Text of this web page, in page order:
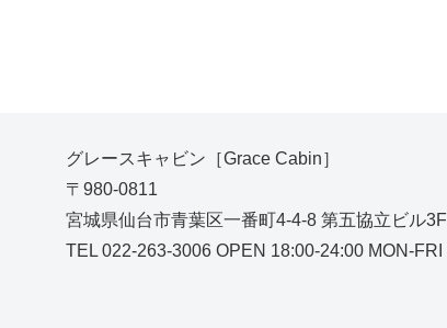
グレースキャビン［Grace Cabin］
〒980-0811
宮城県仙台市青葉区一番町4-4-8 第五協立ビル3F
TEL 022-263-3006 OPEN 18:00-24:00 MON-FRI